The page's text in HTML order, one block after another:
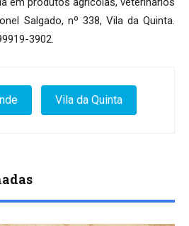
Salgado, nº 338, Vila da Quinta.
3902.
Vila da Quinta